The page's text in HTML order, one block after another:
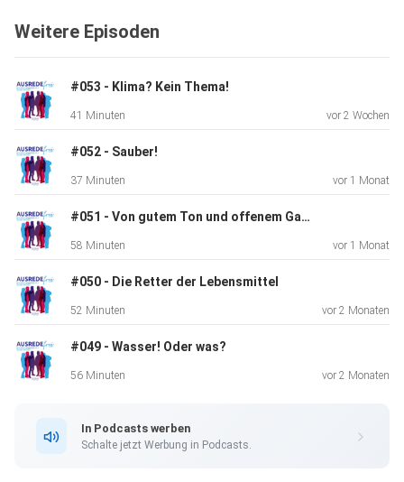
Weitere Episoden
#053 - Klima? Kein Thema!
41 Minuten vor 2 Wochen
#052 - Sauber!
37 Minuten vor 1 Monat
#051 - Von gutem Ton und offenem Garten
58 Minuten vor 1 Monat
#050 - Die Retter der Lebensmittel
52 Minuten vor 2 Monaten
#049 - Wasser! Oder was?
56 Minuten vor 2 Monaten
In Podcasts werben
Schalte jetzt Werbung in Podcasts.